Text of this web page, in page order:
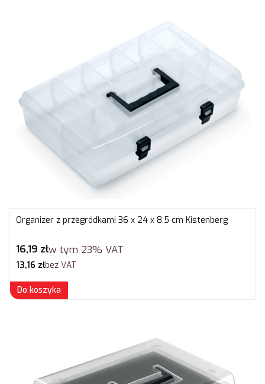
Organizer z przegródkami 36 x 24 x 8,5 cm Kistenberg
Cena brutto
16,19 złw tym 23% VAT
Cena netto
13,16 złbez VAT
Do koszyka